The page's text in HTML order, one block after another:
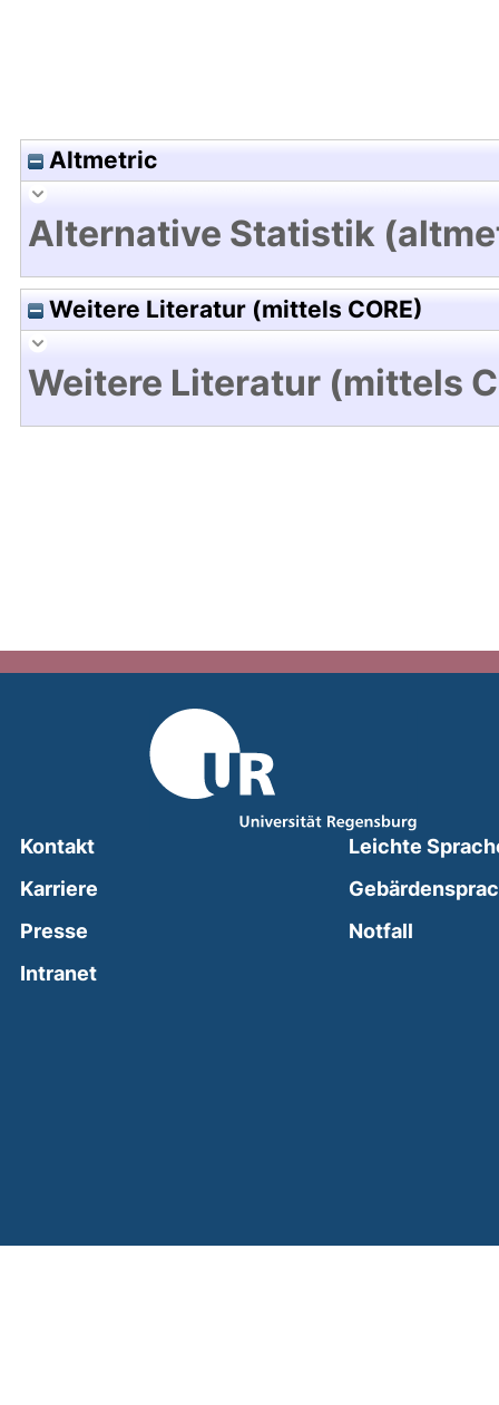
Altmetric
Alternative Statistik
Weitere Literatur (mittels CORE)
Weitere Literatur (mittels
Kontakt
Karriere
Presse
Intranet(external link, opens in a new window)
Leichte
Notfall